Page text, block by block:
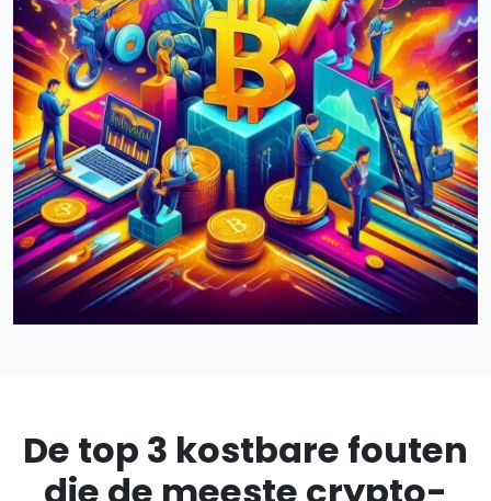
De top 3 kostbare fouten